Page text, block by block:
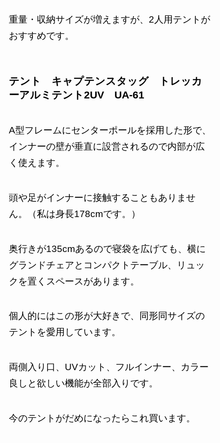
重量・収納サイズが増えますが、2人用テントが
おすすめです。
テント キャプテンスタッグ トレッカ
ーアルミテント2UV UA-61
A型フレームにセンターポールを採用した形で、
インナーの壁が垂直に設営されるので内部が広
く使えます。
頭や足がインナーに接触することもありませ
ん。（私は身長178cmです。）
奥行きが135cmあるので寝袋を広げても、横に
グランドチェアとコンパクトテーブル、リュッ
クを置くスペースがあります。
個人的にはこの形が大好きで、同形同サイズの
テントを愛用しています。
両側入り口、UVカット、フルインナー、カラー
良しと欲しい機能が全部入りです。
今のテントがだめになったらこれ買います。